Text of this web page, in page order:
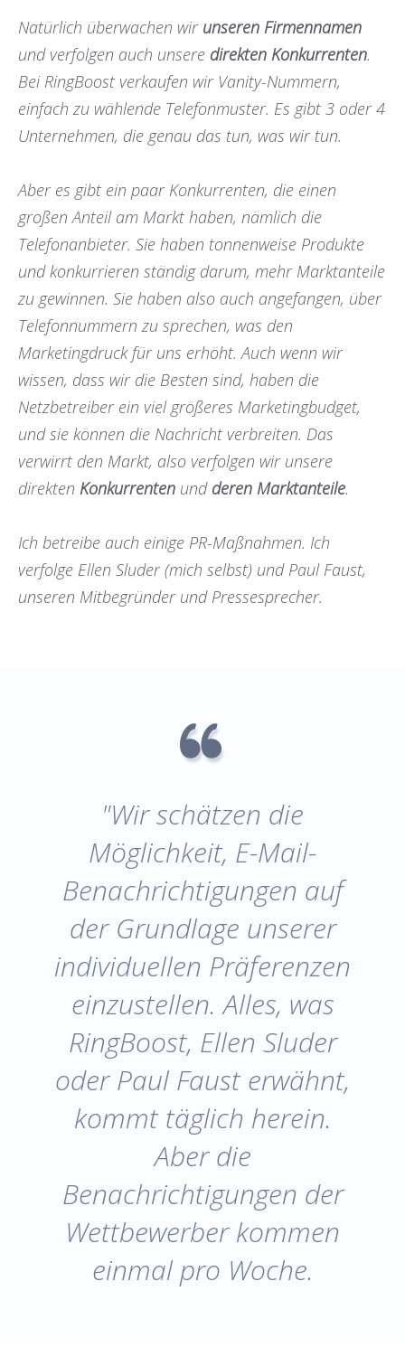
Natürlich überwachen wir unseren Firmennamen
und verfolgen auch unsere direkten Konkurrenten.
Bei RingBoost verkaufen wir Vanity-Nummern,
einfach zu wählende Telefonmuster. Es gibt 3 oder 4
Unternehmen, die genau das tun, was wir tun.
Aber es gibt ein paar Konkurrenten, die einen
großen Anteil am Markt haben, nämlich die
Telefonanbieter. Sie haben tonnenweise Produkte
und konkurrieren ständig darum, mehr Marktanteile
zu gewinnen. Sie haben also auch angefangen, über
Telefonnummern zu sprechen, was den
Marketingdruck für uns erhöht. Auch wenn wir
wissen, dass wir die Besten sind, haben die
Netzbetreiber ein viel größeres Marketingbudget,
und sie können die Nachricht verbreiten. Das
verwirrt den Markt, also verfolgen wir unsere
direkten Konkurrenten und deren Marktanteile.
Ich betreibe auch einige PR-Maßnahmen. Ich
verfolge Ellen Sluder (mich selbst) und Paul Faust,
unseren Mitbegründer und Pressesprecher.
"Wir schätzen die
Möglichkeit, E-Mail-
Benachrichtigungen auf
der Grundlage unserer
individuellen Präferenzen
einzustellen. Alles, was
RingBoost, Ellen Sluder
oder Paul Faust erwähnt,
kommt täglich herein.
Aber die
Benachrichtigungen der
Wettbewerber kommen
einmal pro Woche.